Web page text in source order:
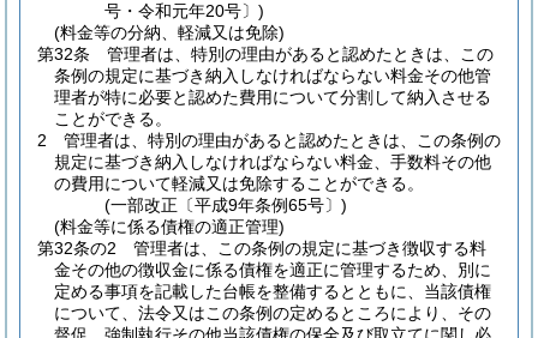
号・令和元年20号〕)
(料金等の分納、軽減又は免除)
第32条
管理者は、特別の理由があると認めたときは、この
条例の規定に基づき納入しなければならない料金その他管
理者が特に必要と認めた費用について分割して納入させる
ことができる。
2
管理者は、特別の理由があると認めたときは、この条例の
規定に基づき納入しなければならない料金、手数料その他
の費用について軽減又は免除することができる。
(一部改正〔平成9年条例65号〕)
(料金等に係る債権の適正管理)
第32条の2
管理者は、この条例の規定に基づき徴収する料
金その他の徴収金に係る債権を適正に管理するため、別に
定める事項を記載した台帳を整備するとともに、当該債権
について、法令又はこの条例の定めるところにより、その